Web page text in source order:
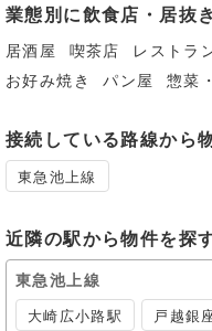
業態別に飲食店・居抜
居酒屋 喫茶店 レストラ
お好み焼き
パン屋 惣菜
接続している路線から
東急池上線
近隣の駅から物件を探
東急池上線
大崎広小路駅 戸越銀